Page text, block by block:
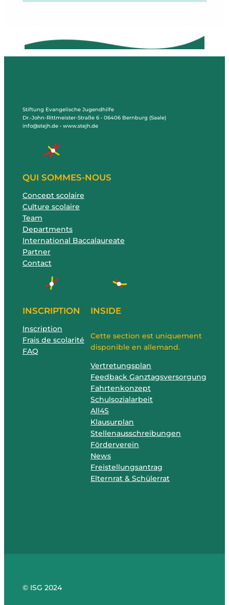
Stiftung Evangelische Jugendhilfe
Dr.-John-Rittmeister-Straße 6 • 06406 Bernburg (Saale)
info@stejh.de • www.stejh.de
QUI SOMMES-NOUS
Concept scolaire
Culture scolaire
Team
Departments
International Baccalaureate
Partner
Contact
INSCRIPTION
Inscription
Frais de scolarité
FAQ
INSIDE
Cette section est uniquement
disponible en allemand.
Vertretungsplan
Feedback Ganztagsversorgung
Fahrtenkonzept
Schulsozialarbeit
All4S
Klausurplan
Stellenausschreibungen
Förderverein
News
Freistellungsantrag
Elternrat & Schülerrat
© ISG 2024